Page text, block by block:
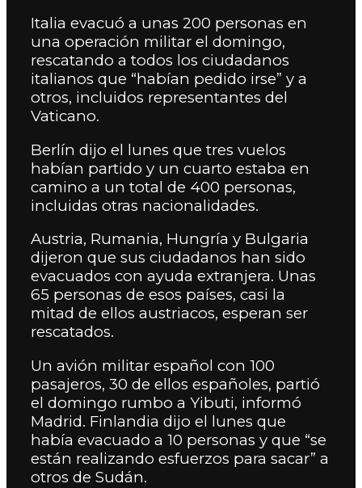
Italia evacuó a unas 200 personas en
una operación militar el domingo,
rescatando a todos los ciudadanos
italianos que “habían pedido irse” y a
otros, incluidos representantes del
Vaticano.
Berlín dijo el lunes que tres vuelos
habían partido y un cuarto estaba en
camino a un total de 400 personas,
incluidas otras nacionalidades.
Austria, Rumania, Hungría y Bulgaria
dijeron que sus ciudadanos han sido
evacuados con ayuda extranjera. Unas
65 personas de esos países, casi la
mitad de ellos austriacos, esperan ser
rescatados.
Un avión militar español con 100
pasajeros, 30 de ellos españoles, partió
el domingo rumbo a Yibuti, informó
Madrid. Finlandia dijo el lunes que
había evacuado a 10 personas y que “se
están realizando esfuerzos para sacar” a
otros de Sudán.